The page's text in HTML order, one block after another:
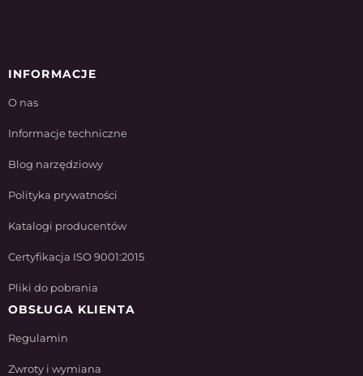
INFORMACJE
O nas
Informacje techniczne
Blog narzędziowy
Polityka prywatności
Katalogi producentów
Certyfikacja ISO 9001:2015
Pliki do pobrania
OBSŁUGA KLIENTA
Regulamin
Zwroty i wymiana